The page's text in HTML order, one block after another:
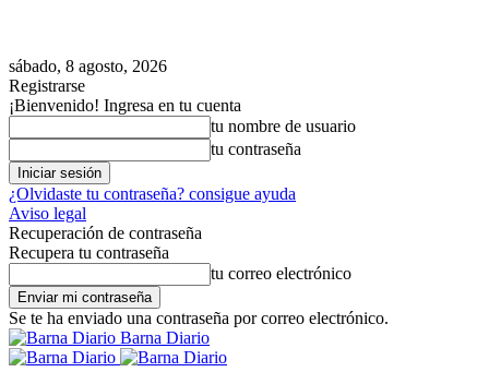
sábado, 8 agosto, 2026
Registrarse
¡Bienvenido! Ingresa en tu cuenta
tu nombre de usuario
tu contraseña
¿Olvidaste tu contraseña? consigue ayuda
Aviso legal
Recuperación de contraseña
Recupera tu contraseña
tu correo electrónico
Se te ha enviado una contraseña por correo electrónico.
Barna Diario